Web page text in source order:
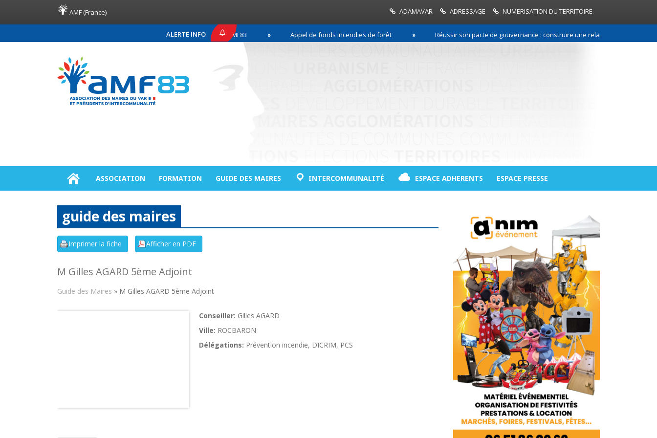
AMF (France) ADAMAVAR ADRESSAGE NUMERISATION DU TERRITOIRE
ALERTE INFO
COMMUNIQUÉ DE PRESSE AMF83 Appel de fonds incendies de forêt Réussir son pacte de gouvernance : construire une relation de confiance entre
ASSOCIATION FORMATION GUIDE DES MAIRES INTERCOMMUNALITÉ ESPACE ADHERENTS ESPACE PRESSE
guide des maires
M Gilles AGARD 5ème Adjoint
Guide des Maires » M Gilles AGARD 5ème Adjoint
Conseiller: Gilles AGARD
Ville: ROCBARON
Délégations: Prévention incendie, DICRIM, PCS